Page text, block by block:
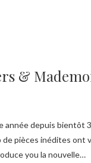
&
pièces inédites ont
you la nouvelle…